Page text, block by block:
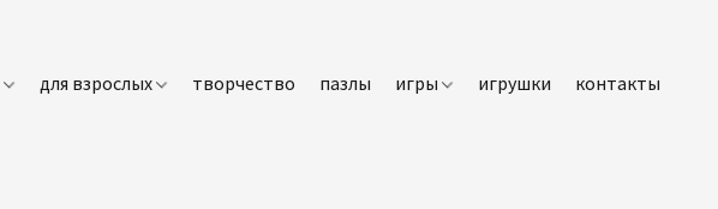
для взрослых творчество пазлы игры игрушки контакты